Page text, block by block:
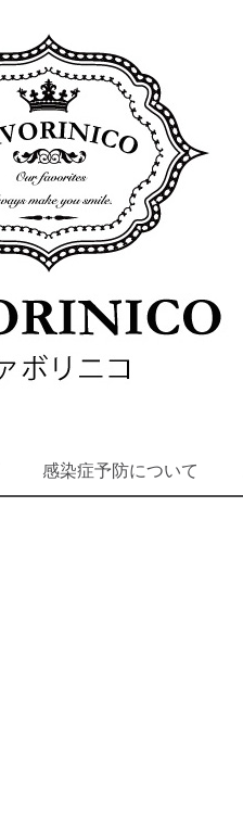
SKIP
TO
感染症予防について